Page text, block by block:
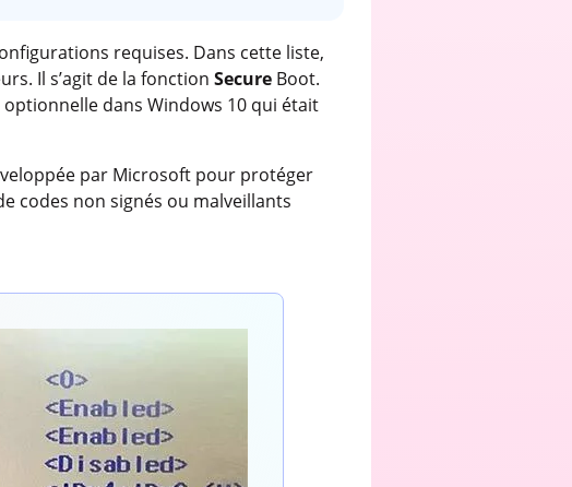
requises. Dans cette liste,
Il s’agit de la fonctionSecure Boot.
dans Windows 10 qui était
par Microsoft pour protéger
codes non signés ou malveillants